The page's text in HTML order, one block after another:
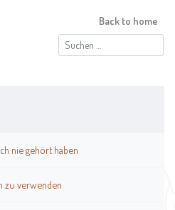
Suchen
nach:
Back to home
nie gehört haben
zu verwenden